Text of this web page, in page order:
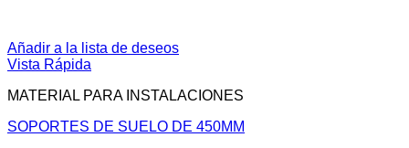
Añadir a la lista de deseos
Vista Rápida
MATERIAL PARA INSTALACIONES
SOPORTES DE SUELO DE 450MM